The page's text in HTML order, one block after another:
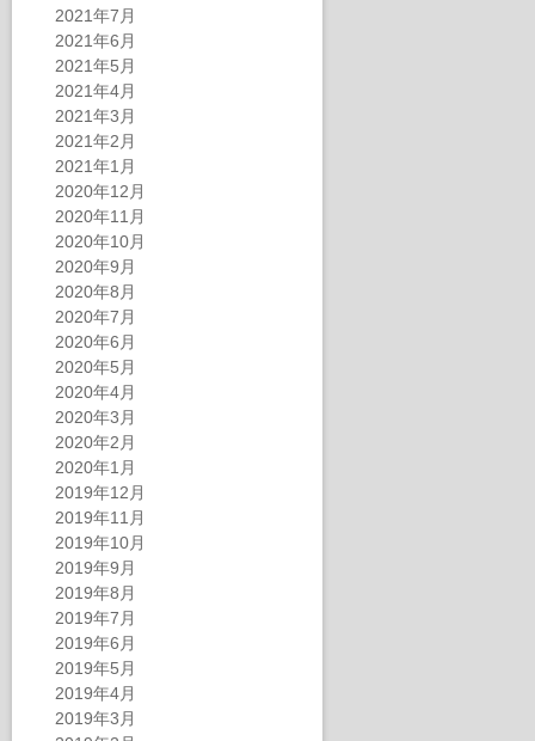
2021年7月
2021年6月
2021年5月
2021年4月
2021年3月
2021年2月
2021年1月
2020年12月
2020年11月
2020年10月
2020年9月
2020年8月
2020年7月
2020年6月
2020年5月
2020年4月
2020年3月
2020年2月
2020年1月
2019年12月
2019年11月
2019年10月
2019年9月
2019年8月
2019年7月
2019年6月
2019年5月
2019年4月
2019年3月